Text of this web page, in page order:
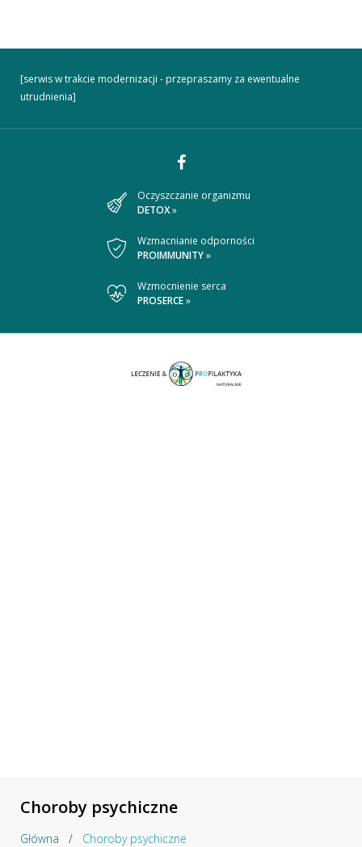
[serwis w trakcie modernizacji - przepraszamy za ewentualne
utrudnienia]
Dołącz
nas
Facebooku
Oczyszczanie organizmu
DETOX»
Wzmacnianie odporności
PROIMMUNITY»
Wzmocnienie serca
PROSERCE»
Choroby psychiczne
Główna / Choroby psychiczne